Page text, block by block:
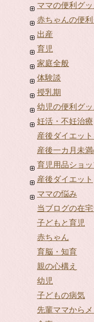
ママの便利グ
赤ちゃんの便
出産
育児
家庭全般
体験談
授乳期
幼児の便利グ
妊活・不妊治療
産後ダイエッ
産後一カ月未
育児用品ショ
産後ダイエット
ママの悩み
当ブログの在
子どもと育児
赤ちゃん
育脳・知育
親の心構え
幼児
子どもの病気
先輩ママから